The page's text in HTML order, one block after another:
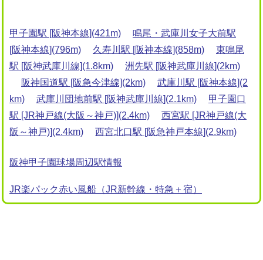
甲子園駅 [阪神本線](421m)
鳴尾・武庫川女子大前駅
[阪神本線](796m)
久寿川駅 [阪神本線](858m)
東鳴尾
駅 [阪神武庫川線](1.8km)
洲先駅 [阪神武庫川線](2km)
阪神国道駅 [阪急今津線](2km)
武庫川駅 [阪神本線](2
km)
武庫川団地前駅 [阪神武庫川線](2.1km)
甲子園口
駅 [JR神戸線(大阪～神戸)](2.4km)
西宮駅 [JR神戸線(大
阪～神戸)](2.4km)
西宮北口駅 [阪急神戸本線](2.9km)
阪神甲子園球場周辺駅情報
JR楽パック赤い風船（JR新幹線・特急＋宿）